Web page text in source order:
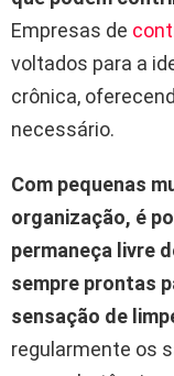
Empresas de
voltados para a
crônica,
necessário.
Com pequenas
organização, é
permaneça livre
sempre prontas
sensação de
regularmente os